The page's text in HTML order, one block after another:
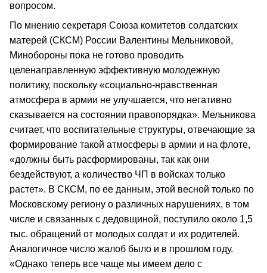
вопросом.
По мнению секретаря Союза комитетов солдатских
матерей (СКСМ) России Валентины Мельниковой,
Минобороны пока не готово проводить
целенаправленную эффективную молодежную
политику, поскольку «социально-нравственная
атмосфера в армии не улучшается, что негативно
сказывается на состоянии правопорядка». Мельникова
считает, что воспитательные структуры, отвечающие за
формирование такой атмосферы в армии и на флоте,
«должны быть расформированы, так как они
бездействуют, а количество ЧП в войсках только
растет». В СКСМ, по ее данным, этой весной только по
Московскому региону о различных нарушениях, в том
числе и связанных с дедовщиной, поступило около 1,5
тыс. обращений от молодых солдат и их родителей.
Аналогичное число жалоб было и в прошлом году.
«Однако теперь все чаще мы имеем дело с